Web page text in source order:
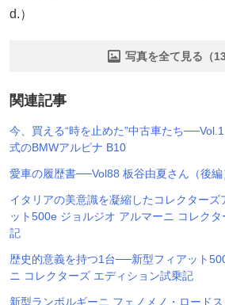
d.）
写真を全て見る（13
関連記事
今、買える“時を止めた”中古車たち
式のBMWアルピナ B10
愛車の履歴書──Vol88 板谷由夏さん（後編
イタリアの美意識を凝縮したコレクター
ット500e ジョルジオ アルマーニ コレク
記
歴史的意義を持つ1台──新型フィアット
ニ コレクターズ エディション試乗記
新型ランボルギーニ フェノメノ・ロード